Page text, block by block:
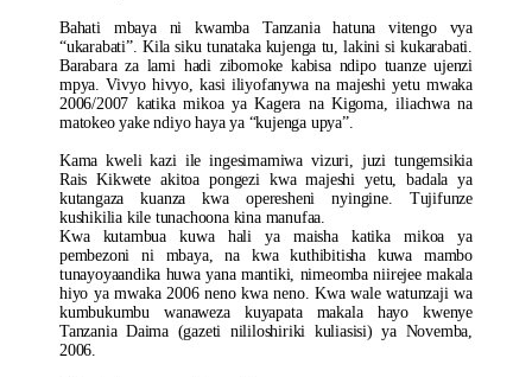
Bahati mbaya ni kwamba Tanzania hatuna vitengo vya
“ukarabati”. Kila siku tunataka kujenga tu, lakini si kukarabati.
Barabara za lami hadi zibomoke kabisa ndipo tuanze ujenzi
mpya. Vivyo hivyo, kasi iliyofanywa na majeshi yetu mwaka
2006/2007 katika mikoa ya Kagera na Kigoma, iliachwa na
matokeo yake ndiyo haya ya “kujenga upya”.
Kama kweli kazi ile ingesimamiwa vizuri, juzi tungemsikia
Rais Kikwete akitoa pongezi kwa majeshi yetu, badala ya
kutangaza kuanza kwa operesheni nyingine. Tujifunze
kushikilia kile tunachoona kina manufaa.
Kwa kutambua kuwa hali ya maisha katika mikoa ya
pembezoni ni mbaya, na kwa kuthibitisha kuwa mambo
tunayoyaandika huwa yana mantiki, nimeomba niirejee makala
hiyo ya mwaka 2006 neno kwa neno. Kwa wale watunzaji wa
kumbukumbu wanaweza kuyapata makala hayo kwenye
Tanzania Daima (gazeti nililoshiriki kuliasisi) ya Novemba,
2006.